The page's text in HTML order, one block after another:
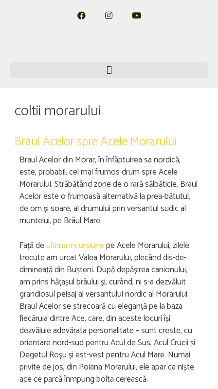
coltii morarului
Braul Acelor spre Acele Morarului
Braul Acelor din Morar, în înfăptuirea sa nordică,
este, probabil, cel mai frumos drum spre Acele
Morarului. Străbătând zone de o rară sălbăticie, Braul
Acelor este o frumoasă alternativă la prea-bătutul,
de om și soare, al drumului prin versantul sudic al
muntelui, pe Brâul Mare.
Față deultima incursiunepe Acele Morarului, zilele
trecute am urcat Valea Morarului, plecând dis-de-
dimineață din Bușteni. După depășirea canionului,
am prins hățașul brâului și, curând, ni s-a dezvăluit
grandiosul peisaj al versantului nordic al Morarului.
Braul Acelor se strecoară cu eleganță pe la baza
fiecăruia dintre Ace, care, din aceste locuri își
dezvăluie adevărata personalitate – sunt creste, cu
orientare nord-sud pentru Acul de Sus, Acul Crucii și
Degetul Roșu și est-vest pentru Acul Mare. Numai
privite de jos, din Poiana Morarului, ele apar ca niște
ace ce parcă înmpung bolta cerească.